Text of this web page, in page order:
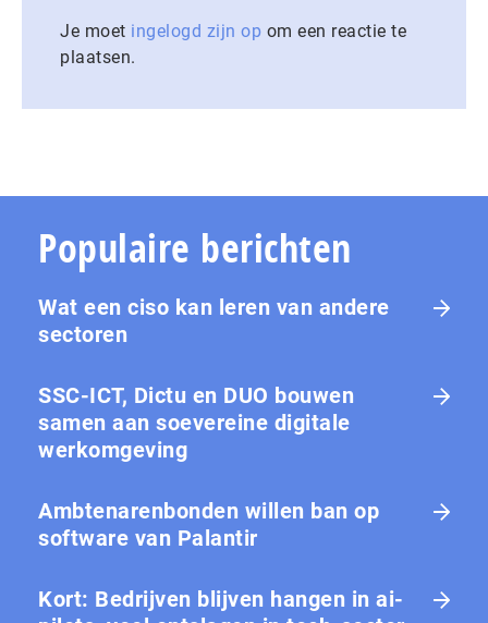
Je moet ingelogd zijn op om een reactie te
plaatsen.
Populaire berichten
Wat een ciso kan leren van andere
sectoren
SSC-ICT, Dictu en DUO bouwen
samen aan soevereine digitale
werkomgeving
Ambtenarenbonden willen ban op
software van Palantir
Kort: Bedrijven blijven hangen in ai-